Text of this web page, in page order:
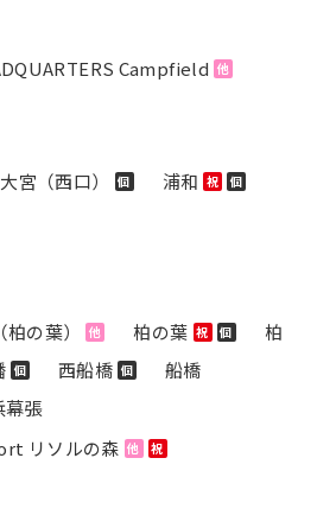
Campfield 他
大宮（西口） 個 浦和 祝 個
の葉） 他 柏の葉 祝 個
柏
個 西船橋 個
船橋
幕張
リソルの森 他 祝